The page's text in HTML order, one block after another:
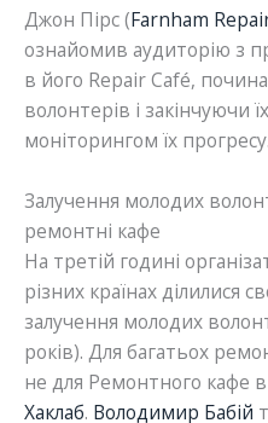
Джон Пірс (Farnham
ознайомив аудиторію з
в його Repair Café,
волонтерів і закінчуючи
моніторингом їх прогресу.
Залучення молодих
ремонтні кафе
На третій годині
різних країнах ділилися
залучення молодих
років). Для багатьох
не для Ремонтного кафе в
Хаклаб. Володимир Бабій